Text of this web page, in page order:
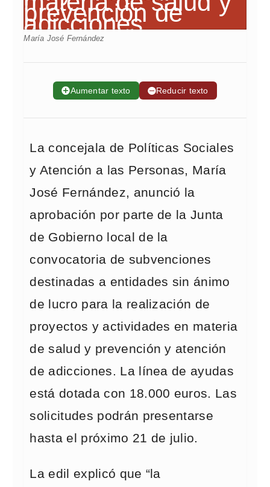
María José Fernández
➕Aumentar texto ➖Reducir texto
La concejala de Políticas Sociales
y Atención a las Personas, María
José Fernández, anunció la
aprobación por parte de la Junta
de Gobierno local de la
convocatoria de subvenciones
destinadas a entidades sin ánimo
de lucro para la realización de
proyectos y actividades en materia
de salud y prevención y atención
de adicciones. La línea de ayudas
está dotada con 18.000 euros. Las
solicitudes podrán presentarse
hasta el próximo 21 de julio.
La edil explicó que “la